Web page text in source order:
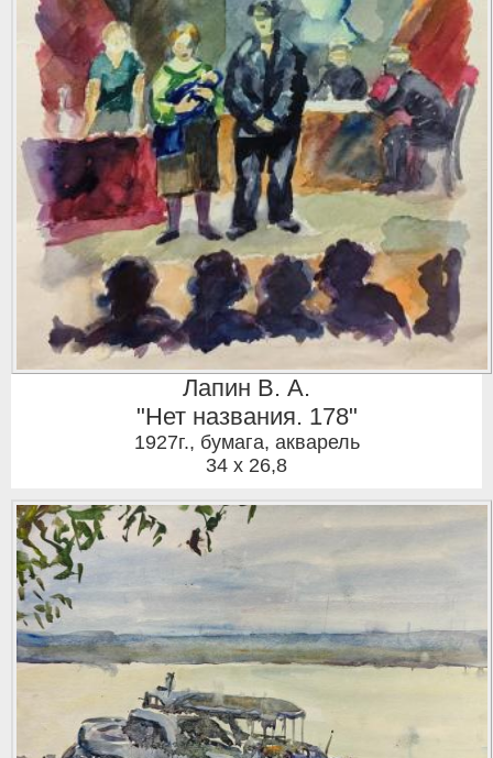
Лапин В. А.
"Нет названия. 178"
1927г., бумага, акварель
34 x 26,8